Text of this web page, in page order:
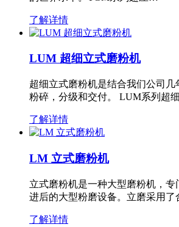
了解详情
LUM 超细立式磨粉机
超细立式磨粉机是结合我们公司
粉碎，分级和交付。 LUM系列超
了解详情
LM 立式磨粉机
立式磨粉机是一种大型磨粉机，
进后的大型粉磨设备。立磨采用
了解详情